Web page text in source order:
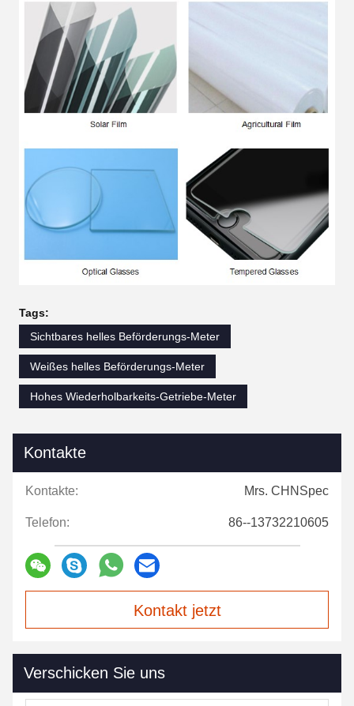
Tags:
Sichtbares helles Beförderungs-Meter
Weißes helles Beförderungs-Meter
Hohes Wiederholbarkeits-Getriebe-Meter
Kontakte
Kontakte: Mrs. CHNSpec
Telefon: 86--13732210605
Kontakt jetzt
Verschicken Sie uns